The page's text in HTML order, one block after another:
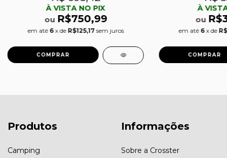
À VISTA NO PIX
ou R$750,99
em até 6 x de R$125,17 sem juros
À
ou
em até 6 x de
Produtos
Camping
Informações
Sobre a Crosster